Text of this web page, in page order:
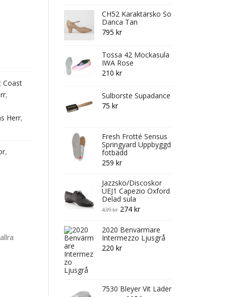
Coast
,
Herr,
,
was:
279 kr.
is:
50 kr.
CH52 Karaktärsko So
Danca Tan
795 kr
Tossa 42 Mockasula
IWA Rose
210 kr
Sulborste Supadance
75 kr
Fresh Frotté Sensus
Springyard Uppbyggd
fotbädd
259 kr
Jazzsko/Discoskor
UEJ1 Capezio Oxford
Delad sula
439kr Original
was:
439 kr.
274 krCurrent
is:
274 kr.
2020 Benvärmare
Intermezzo Ljusgrå
220 kr
7530 Bleyer Vit Läder